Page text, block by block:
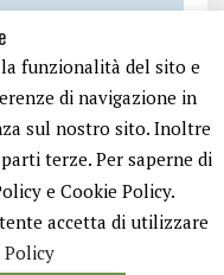
funzionalità del sito e
di navigazione in
sul nostro sito. Inoltre
terze. Per saperne di
e Cookie Policy.
accetta di utilizzare
Policy